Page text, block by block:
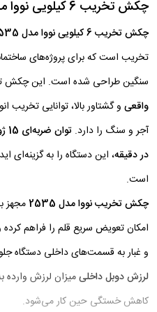
چکش تخریب 6 کیلویی نووا مدل 2535
چکش تخریب 6 کیلویی نووا مدل 2535
تخریب است که برای پروژه‌های
سنگین طراحی شده است. این چکش
واقعی و گشتاور بالا، توانایی
آجر و سنگ را دارد. توان ضربه‌ای 15 ژول
در دقیقه، این دستگاه را به گزینه‌ای
است.
چکش تخریب نووامدل 2535 مجهز
امکان تعویض سریع قلم را فراهم
و غبار به قسمت‌های داخلی دستگاه
لرزش دوبل داخلیمیزان لرزش وارده
کاهش خستگی حین کار می‌شود.